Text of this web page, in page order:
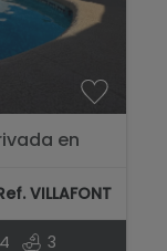
en
VILLAFONT
4 3